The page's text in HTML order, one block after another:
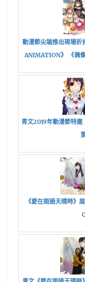
動漫節尖端推出現場
ANIMATION》 《偶
孩劇場》
青文2019年動漫節特邀
《愛在雨過天晴時》